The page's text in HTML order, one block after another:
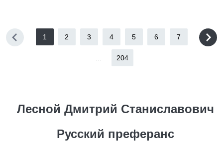
1 2 3 4 5 6 7
204
Лесной Дмитрий Станиславович
Русский преферанс